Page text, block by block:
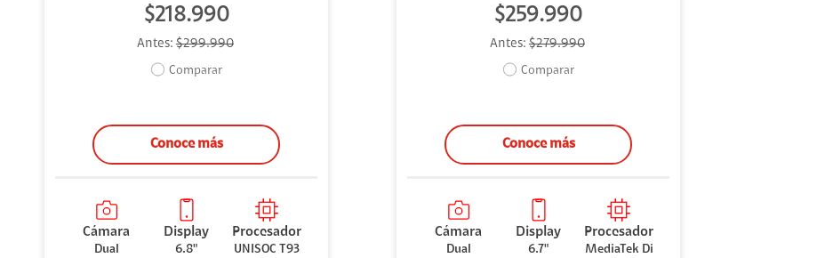
$218.990
Antes: $299.990
Comparar
Conoce más
Cámara
Dual
Display
6.8"
Procesador
UNISOC T93
$259.990
Antes: $279.990
Comparar
Conoce más
Cámara
Dual
Display
6.7"
Procesador
MediaTek Di